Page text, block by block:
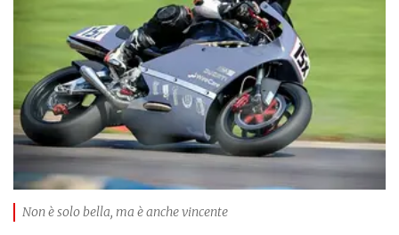
Non è solo bella, ma è anche vincente